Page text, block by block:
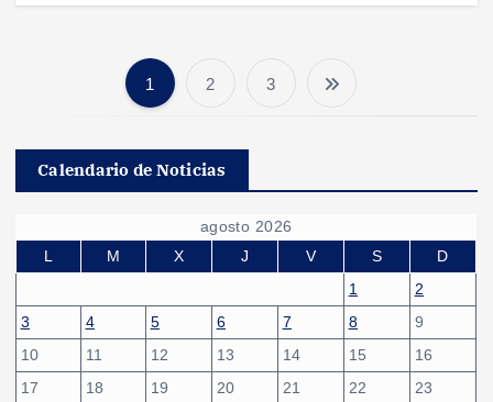
a
g
i
n
a
1 2 3
Calendario de Noticias
agosto 2026
L
M X J V S
D
1
2
3
4 5 6 7 8
9
10
11 12 13 14 15
16
17
18 19 20 21 22
23